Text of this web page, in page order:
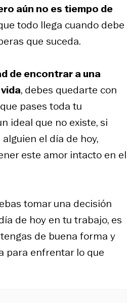
aún no es tiempo de
todo llega cuando debe
que suceda.
de encontrar a una
, debes quedarte con
pases toda tu
ideal que no existe, si
el día de hoy,
este amor intacto en el
tomar una decisión
de hoy en tu trabajo, es
de buena forma y
para enfrentar lo que